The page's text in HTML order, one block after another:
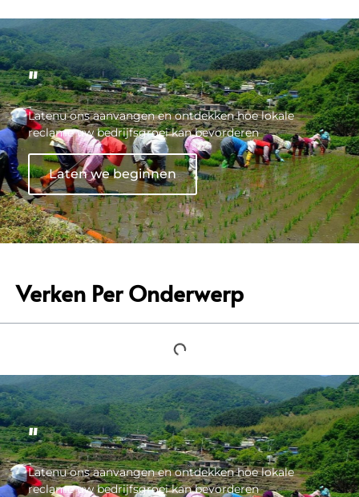
"
Latenu ons aanvangen en ontdekken hoe lokale
reclame uw bedrijfsgroei kan bevorderen
Laten we beginnen
Verken Per Onderwerp
"
Latenu ons aanvangen en ontdekken hoe lokale
reclame uw bedrijfsgroei kan bevorderen